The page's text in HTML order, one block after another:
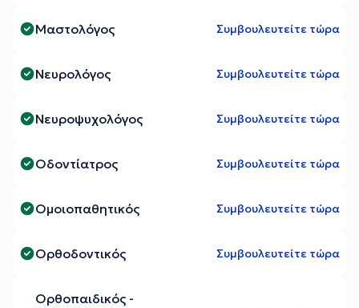
Μαστολόγος Συμβουλευτείτε τώρα
Νευρολόγος Συμβουλευτείτε τώρα
Νευροψυχολόγος Συμβουλευτείτε τώρα
Οδοντίατρος Συμβουλευτείτε τώρα
Ομοιοπαθητικός Συμβουλευτείτε τώρα
Ορθοδοντικός Συμβουλευτείτε τώρα
Ορθοπαιδικός -